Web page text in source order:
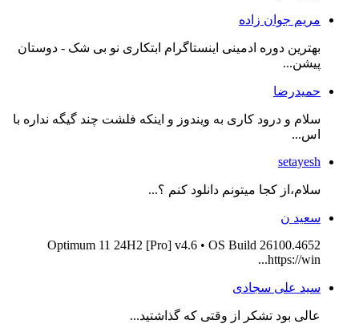
مریم جوان زاده
بهترین دوره ادمینی اینستاگرام ابتکاری نو بی شک - دوستان
پیشن...
حمیدرضا
سلام و درود کاری به ویندوز و اینکه فلشت چند گیگه نداره با
اس...
setayesh
سلام،از کجا میتونم دانلود کنم ؟...
سعید ن
Optimum 11 24H2 [Pro] v4.6 • OS Build 26100.4652
https://win...
سید علی سجادی
عالی بود تشکر از وقتی که گذاشتید...